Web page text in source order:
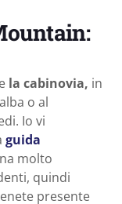
la cabinovia, in
o al
Io vi
guida
molto
quindi
presente